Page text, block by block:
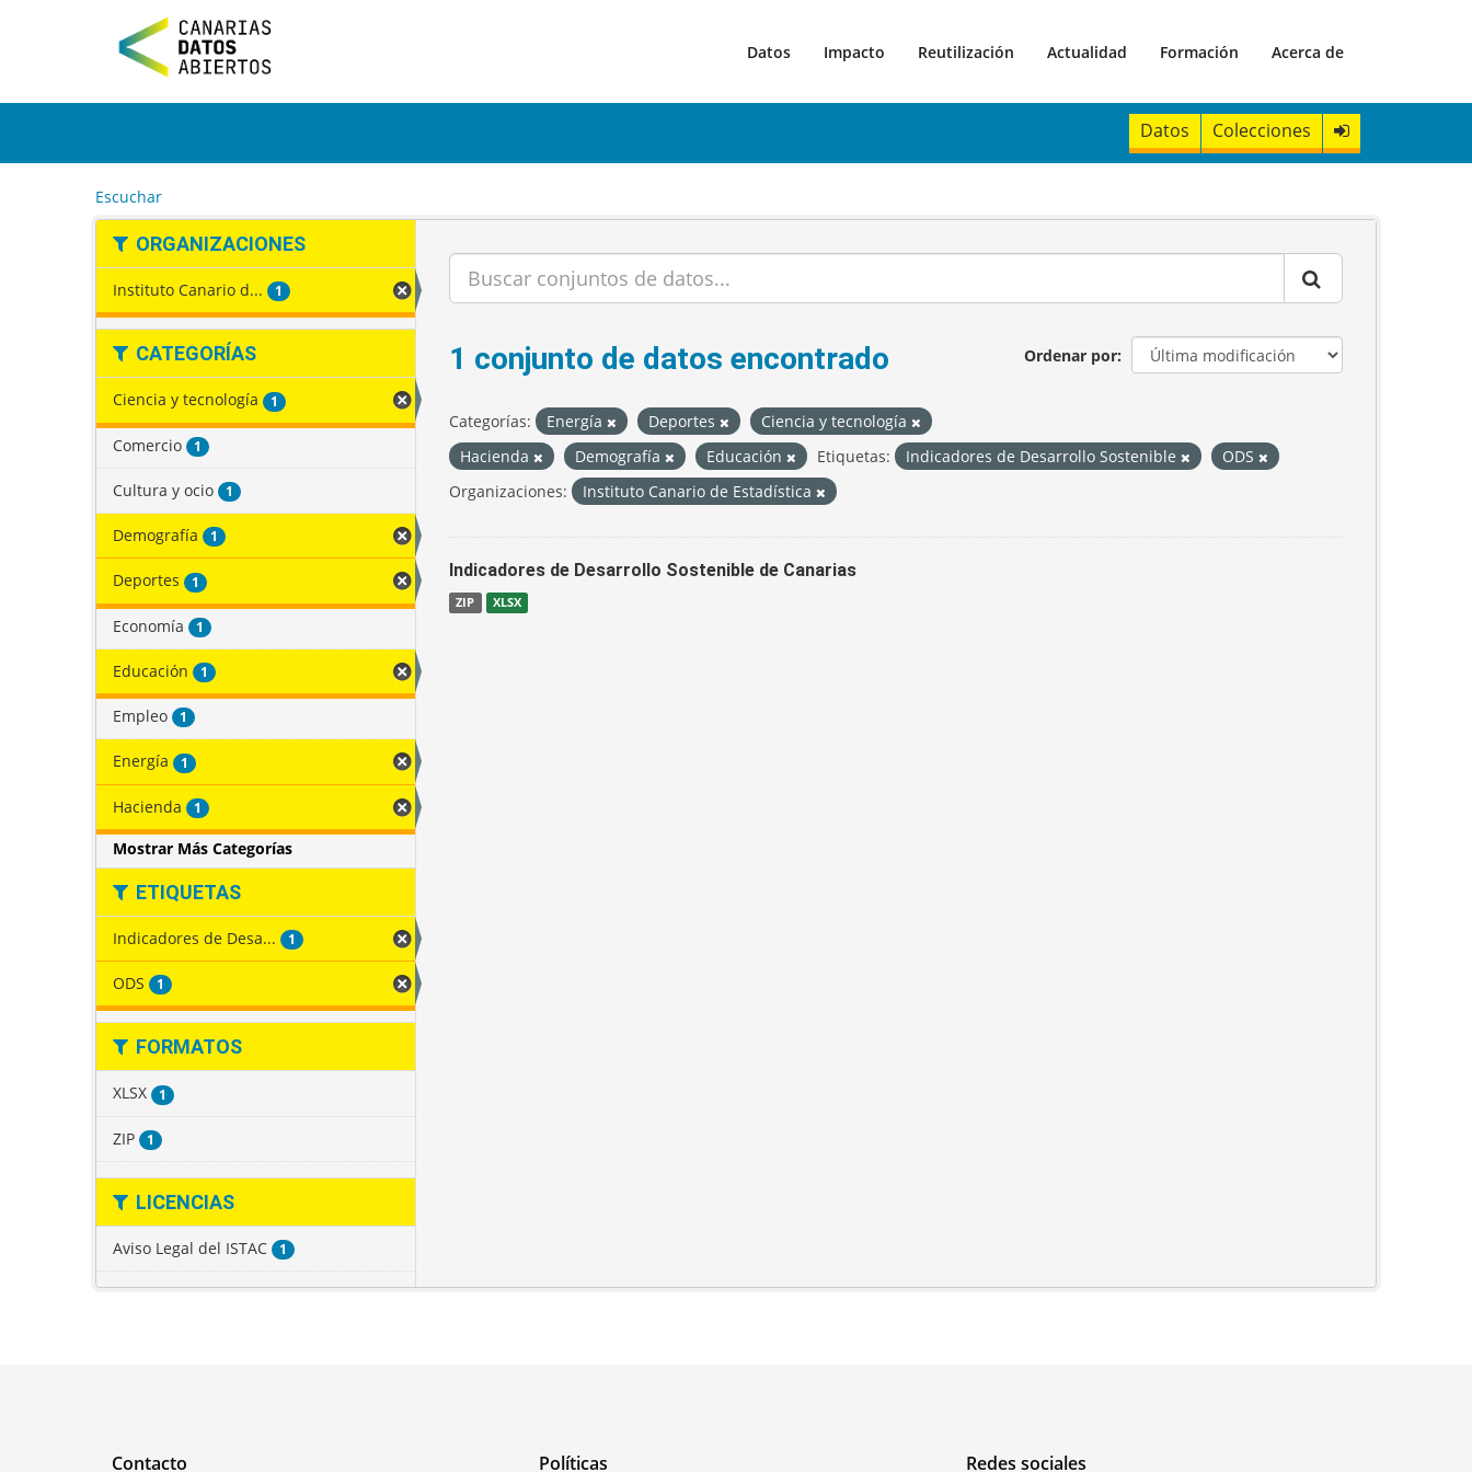
t
Datos Impacto Reutilización Actualidad Formación Acerca de
Datos Colecciones
Escuchar
ORGANIZACIONES
Instituto Canario d... 1
CATEGORÍAS
Ciencia y tecnología 1
Comercio 1
Cultura y ocio 1
Demografía 1
Deportes 1
Economía 1
Educación 1
Empleo 1
Energía 1
Hacienda 1
Mostrar Más Categorías
ETIQUETAS
Indicadores de Desa... 1
ODS 1
FORMATOS
XLSX 1
ZIP 1
LICENCIAS
Aviso Legal del ISTAC 1
Ordenar por
1 conjunto de datos encontrado
Categorías: Energía Deportes
Ciencia y tecnología
Hacienda
Demografía Educación Etiquetas: Indicadores de Desarrollo Sostenible
ODS
Organizaciones:
Instituto Canario de Estadística
Indicadores de Desarrollo Sostenible de Canarias
ZIP XLSX
Contacto Políticas Redes sociales